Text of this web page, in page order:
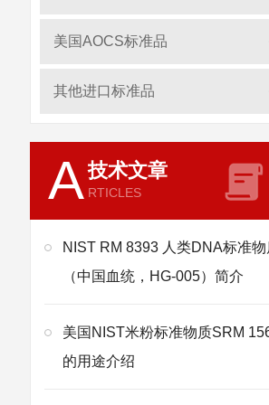
美国AOCS标准品
其他进口标准品
A技术文章
RTICLES
NIST RM 8393 人类DNA标准物
（中国血统，HG-005）简介
美国NIST米粉标准物质SRM
的用途介绍